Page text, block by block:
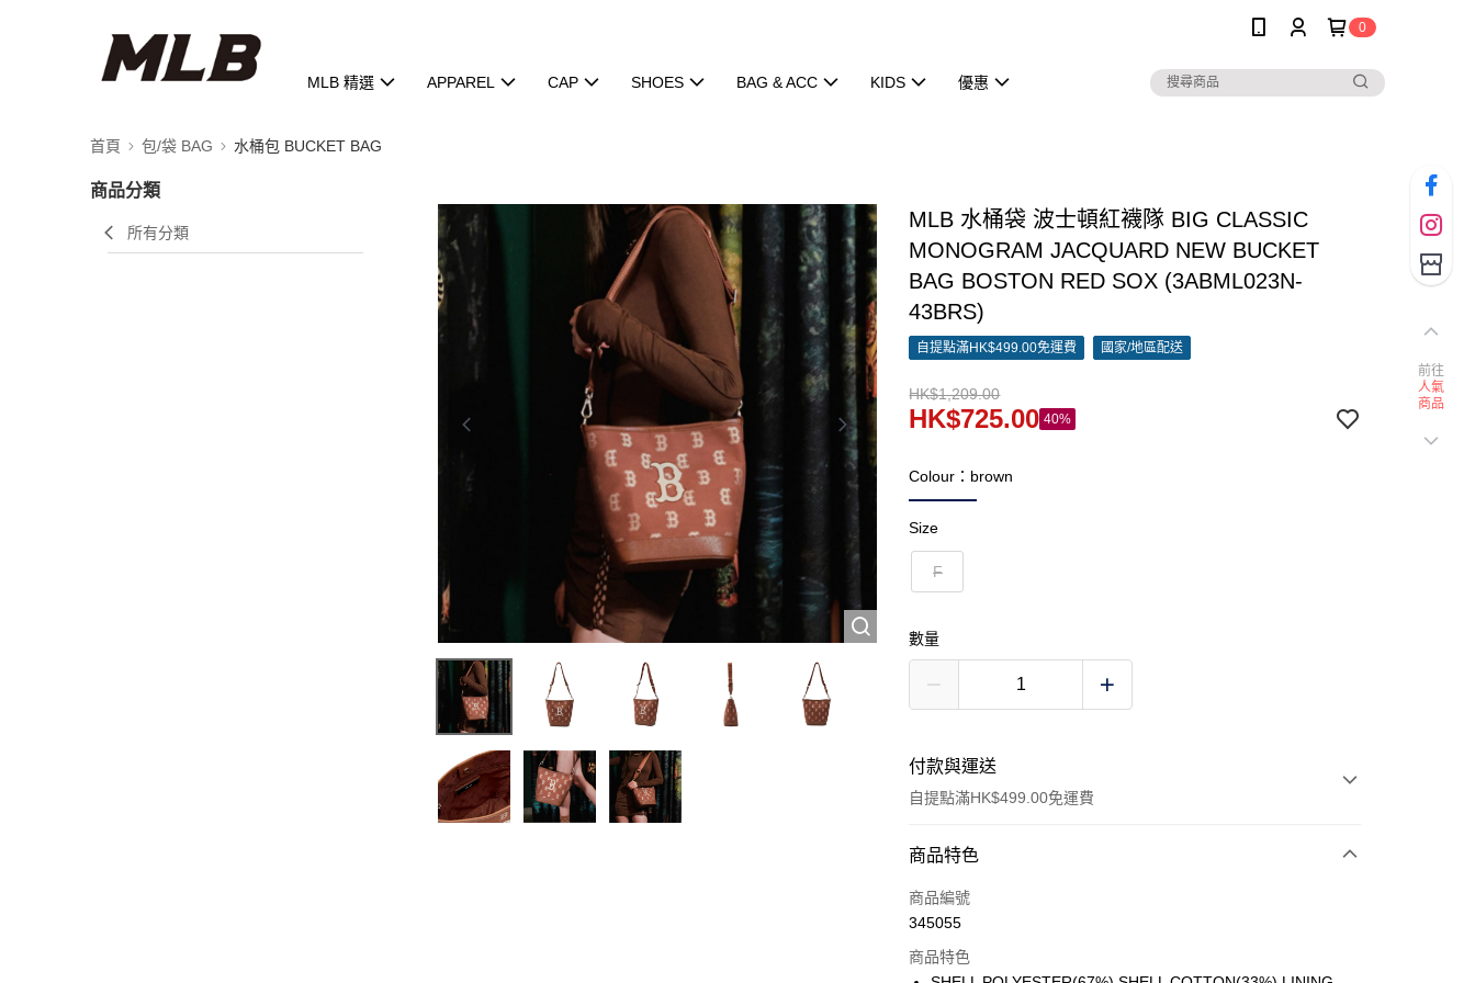
0
MLB 精選 APPAREL CAP SHOES BAG & ACC KIDS 優惠
首頁 包/袋 BAG 水桶包 BUCKET BAG
商品分類
所有分類
MLB 水桶袋 波士頓紅襪隊 BIG CLASSIC
MONOGRAM JACQUARD NEW BUCKET
BAG BOSTON RED SOX (3ABML023N-
43BRS)
自提點滿HK$499.00免運費 國家/地區配送
HK$1,209.00
HK$725.00 40%
Colour：brown
Size
F
數量
付款與運送
自提點滿HK$499.00免運費
付款方式
信用卡
Google Pay
商品特色
商品編號
345055
商品特色
前往
人氣
商品